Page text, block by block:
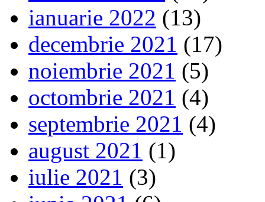
ianuarie 2022 (13)
decembrie 2021 (17)
noiembrie 2021 (5)
octombrie 2021 (4)
septembrie 2021 (4)
august 2021 (1)
iulie 2021 (3)